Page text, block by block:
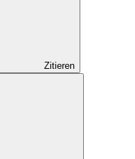
Zitieren